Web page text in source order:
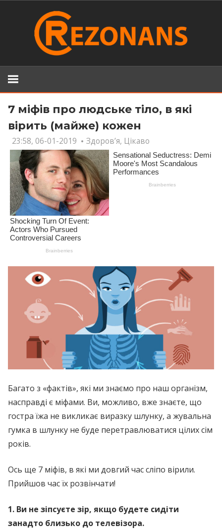
7 міфів про людське тіло, в які
вірить (майже) кожен
23:58, 06-01-2019 Здоров’я, Цікаво
Багато з «фактів», які ми знаємо про наш організм,
насправді є міфами. Ви, можливо, вже знаєте, що
гостра їжа не викликає виразку шлунку, а жувальна
гумка в шлунку не буде перетравлюватися цілих сім
років.
Ось ще 7 міфів, в які ми довгий час сліпо вірили.
Прийшов час їх розвінчати!
1. Ви не зіпсуєте зір, якщо будете сидіти
занадто близько до телевізора.